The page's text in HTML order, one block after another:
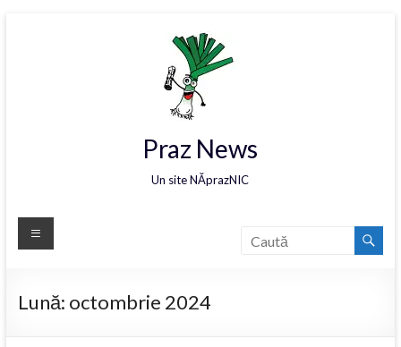
Praz News
Un site NĂprazNIC
Lună: octombrie 2024